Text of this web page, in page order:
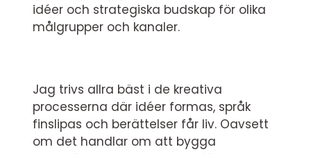
idéer och strategiska budskap för olika
målgrupper och kanaler.
Jag trivs allra bäst i de kreativa
processerna där idéer formas, språk
finslipas och berättelser får liv. Oavsett
om det handlar om att bygga